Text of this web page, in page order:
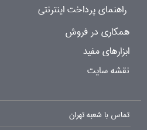
راهنمای پرداخت اینترنتی
همکاری در فروش
ابزارهای مفید
نقشه سایت
تماس با شعبه تهران